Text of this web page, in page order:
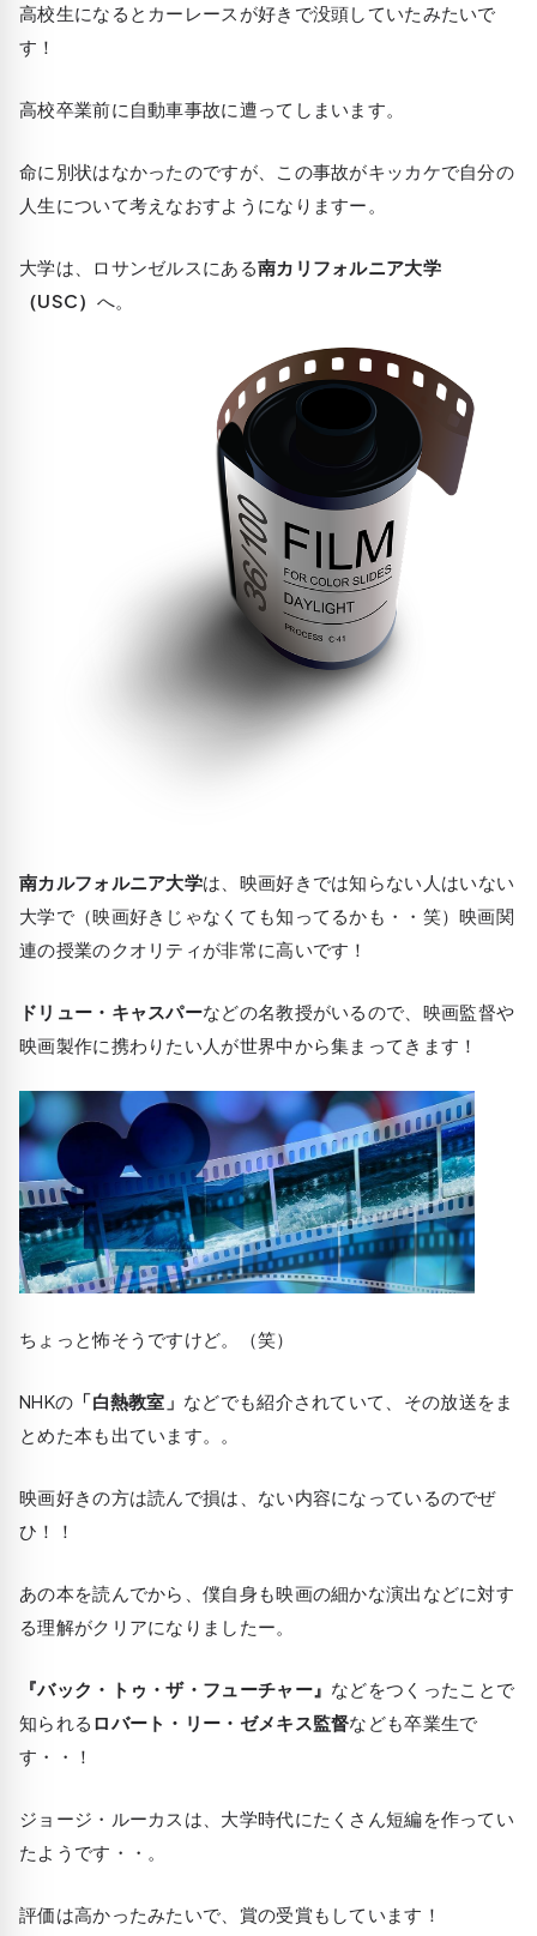
高校生になるとカーレースが好きで没頭していたみたいで
す！
高校卒業前に自動車事故に遭ってしまいます。
命に別状はなかったのですが、この事故がキッカケで自分の
人生について考えなおすようになりますー。
大学は、ロサンゼルスにある南カリフォルニア大学
（USC） へ。
南カルフォルニア大学は、映画好きでは知らない人はいない
大学で（映画好きじゃなくても知ってるかも・・笑）映画関
連の授業のクオリティが非常に高いです！
ドリュー・キャスパーなどの名教授がいるので、映画監督や
映画製作に携わりたい人が世界中から集まってきます！
ちょっと怖そうですけど。（笑）
NHKの 「白熱教室」 などでも紹介されていて、その放送をま
とめた本も出ています。。
映画好きの方は読んで損は、ない内容になっているのでぜ
ひ！！
あの本を読んでから、僕自身も映画の細かな演出などに対す
る理解がクリアになりましたー。
『バック・トゥ・ザ・フューチャー』 などをつくったことで
知られる ロバート・リー・ゼメキス監督なども卒業生で
す・・！
ジョージ・ルーカスは、大学時代にたくさん短編を作ってい
たようです・・。
評価は高かったみたいで、賞の受賞もしています！